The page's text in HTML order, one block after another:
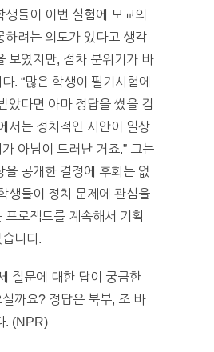
생들이 이번 실험에 모교의
하려는 의도가 있다고 생각
보였지만, 점차 분위기가 바
. “많은 학생이 필기시험에
았다면 아마 정답을 썼을 겁
서는 정치적인 사안이 일상
아님이 드러난 거죠.” 그는
을 공개한 결정에 후회는 없
생들이 정치 문제에 관심을
프로젝트를 계속해서 기획
니다.
질문에 대한 답이 궁금한
까요? 정답은 북부, 조 바
. (NPR)